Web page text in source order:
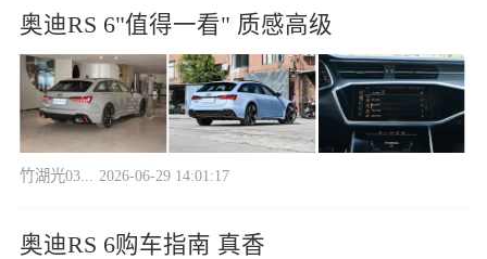
奥迪RS 6"值得一看" 质感高级
竹湖光03... 2026-06-29 14:01:17
奥迪RS 6购车指南 真香